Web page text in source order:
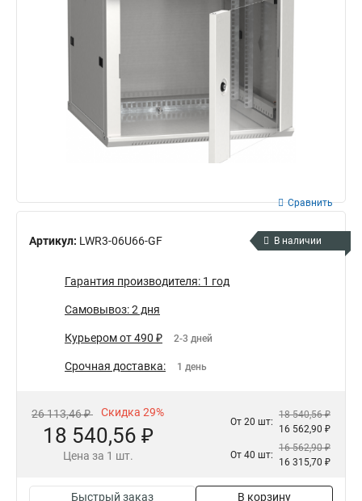
Артикул: LWR3-06U66-GF
Сравнить
В наличии
Гарантия производителя: 1 год
Самовывоз: 2 дня
Курьером от 490 ₽ 2-3 дней
Срочная доставка: 1 день
26 113,46 ₽ Скидка 29%
18 540,56 ₽
Цена за 1 шт.
От 20 шт:
18 540,56 ₽
16 562,90 ₽
От 40 шт:
16 562,90 ₽
16 315,70 ₽
Быстрый заказ В корзину